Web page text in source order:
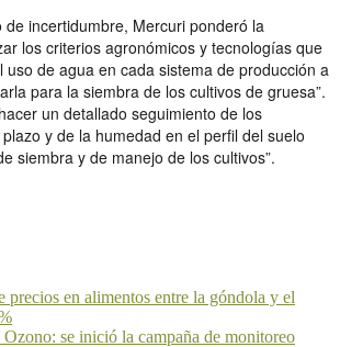
incertidumbre, Mercuri ponderó la
los criterios agronómicos y tecnologías que
uso de agua en cada sistema de producción a
para la siembra de los cultivos de gruesa”.
un detallado seguimiento de los
y de la humedad en el perfil del suelo
siembra y de manejo de los cultivos”.
precios en alimentos entre la góndola y el
se inició la campaña de monitoreo